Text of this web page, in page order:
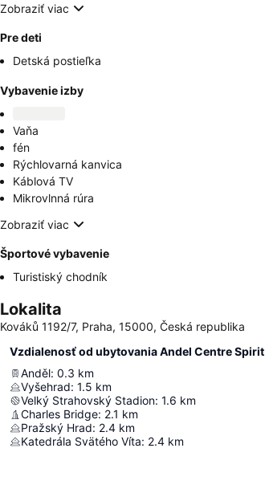
Zobraziť viac
Pre deti
Detská postieľka
Vybavenie izby
Vaňa
fén
Rýchlovarná kanvica
Káblová TV
Mikrovlnná rúra
Zobraziť viac
Športové vybavenie
Turistiský chodník
Lokalita
Kováků 1192/7, Praha, 15000, Česká republika
Vzdialenosť od ubytovania Andel Centre Spirit
Anděl: 0.3 km
Vyšehrad: 1.5 km
Velký Strahovský Stadion: 1.6 km
Charles Bridge: 2.1 km
Pražský Hrad: 2.4 km
Katedrála Svätého Víta: 2.4 km